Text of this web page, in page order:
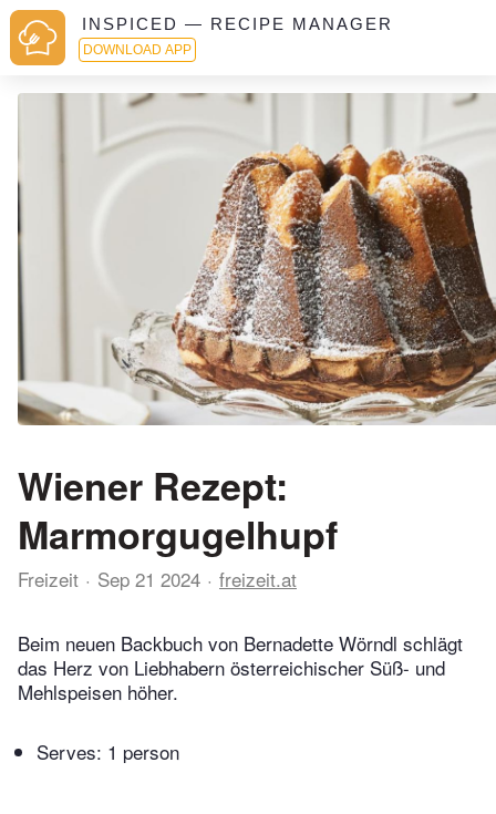
INSPICED — RECIPE MANAGER
DOWNLOAD APP
Wiener Rezept:
Marmorgugelhupf
Freizeit Sep 21 2024 freizeit.at
Beim neuen Backbuch von Bernadette Wörndl schlägt
das Herz von Liebhabern österreichischer Süß- und
Mehlspeisen höher.
Serves: 1 person